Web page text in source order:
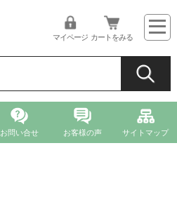
マイページ カートをみる
お問い合せ お客様の声 サイトマップ